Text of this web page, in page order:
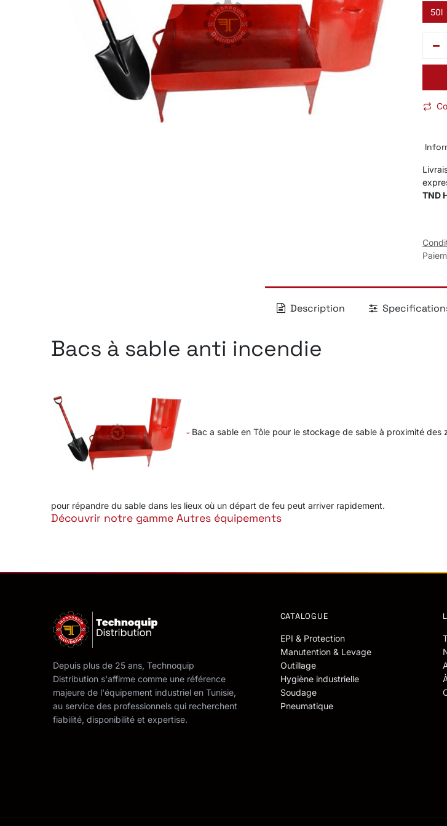
50l
TND
Description
Bacs à sable anti incendie
Bac a sable en Tôle pour le stockage de sable à proximité des
pour répandre du sable dans les lieux où un départ de feu peut arriver rapidement.
Découvrir notre gamme Autres équipements
Depuis plus de 25 ans, Technoquip
Distribution s'affirme comme une référence
majeure de l'équipement industriel en Tunisie,
au service des professionnels qui recherchent
fiabilité, disponibilité et expertise.
CATALOGUE
EPI & Protection
Manutention & Levage
Outillage
Hygiène industrielle
Soudage
Pneumatique